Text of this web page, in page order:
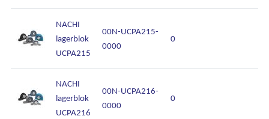
NACHI
lagerblok
UCPA215
00N-UCPA215-
0000
0
NACHI
lagerblok
UCPA216
00N-UCPA216-
0000
0